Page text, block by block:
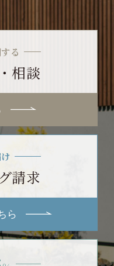
る
相談
請求
ら